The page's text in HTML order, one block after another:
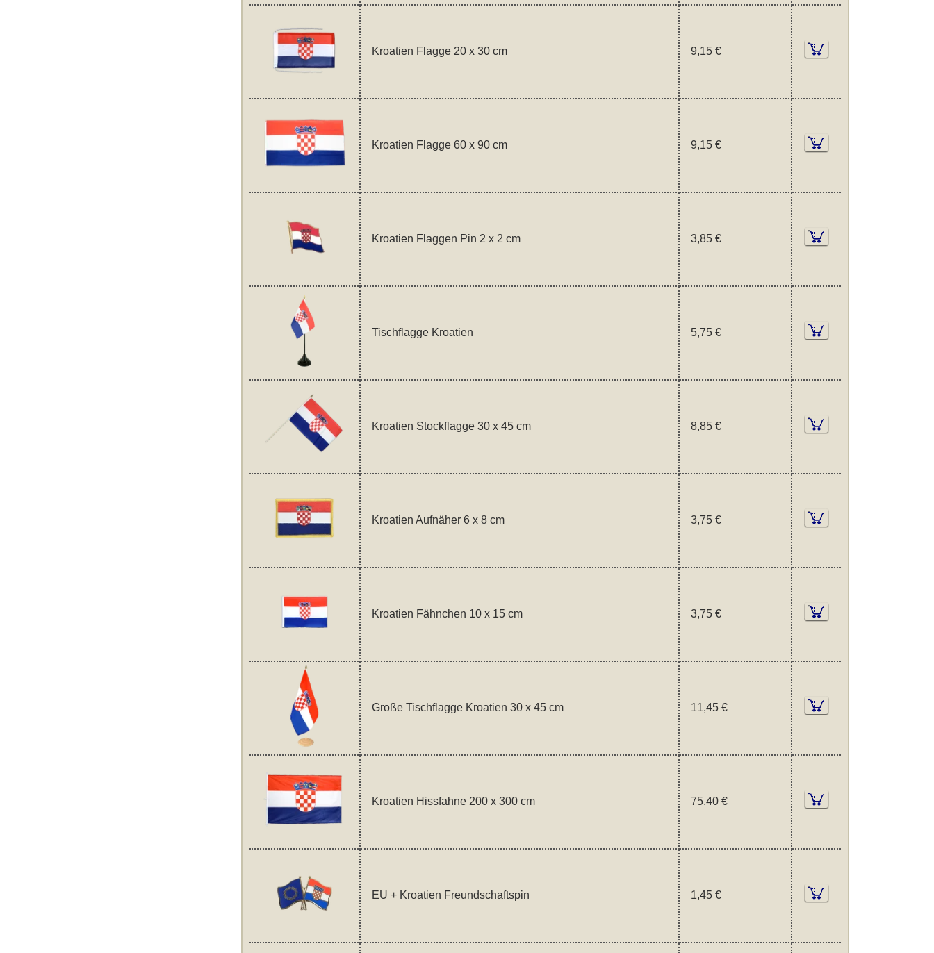
Kroatien Flagge 20 x 30 cm 9,15 €
Kroatien Flagge 60 x 90 cm 9,15 €
Kroatien Flaggen Pin 2 x 2 cm 3,85 €
Tischflagge Kroatien 5,75 €
Kroatien Stockflagge 30 x 45 cm 8,85 €
Kroatien Aufnäher 6 x 8 cm 3,75 €
Kroatien Fähnchen 10 x 15 cm 3,75 €
Große Tischflagge Kroatien 30 x 45 cm 11,45 €
Kroatien Hissfahne 200 x 300 cm 75,40 €
EU + Kroatien Freundschaftspin 1,45 €